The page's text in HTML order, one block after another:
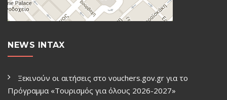
NEWS INTAX
Ξεκινούν οι αιτήσεις στο vouchers.gov.gr για το
Πρόγραμμα «Τουρισμός για όλους 2026-2027»